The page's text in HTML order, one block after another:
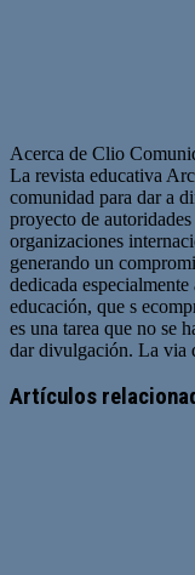
Acerca de Clio
La revista educativa
comunidad para dar a
proyecto de
organizaciones
generando un
dedicada especialmente
educación, que s
es una tarea que no se
dar divulgación. La via
web
Artículos